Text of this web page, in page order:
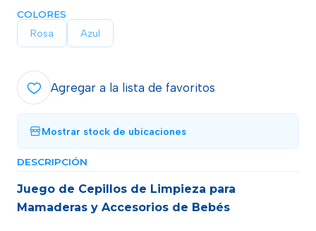
COLORES
Rosa Azul
Agregar a la lista de favoritos
Mostrar stock de ubicaciones
DESCRIPCIÓN
Juego de Cepillos de Limpieza para
Mamaderas y Accesorios de Bebés